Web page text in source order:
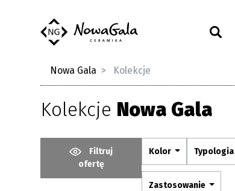
Nowa Gala Kolekcje
Kolekcje Nowa Gala
Filtruj
ofertę
Kolor Typologia
Zastosowanie